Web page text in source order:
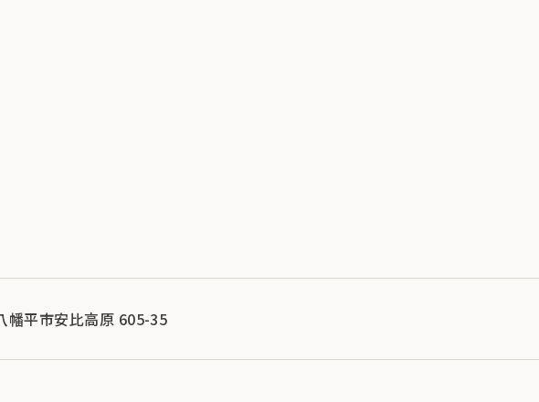
幡平市安比高原 605-35